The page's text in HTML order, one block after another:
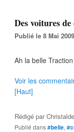
Des voitures
Publié le 8 Mai 2009
Ah la belle
Voir les
[Haut]
Rédigé par
Publié dans#belle,